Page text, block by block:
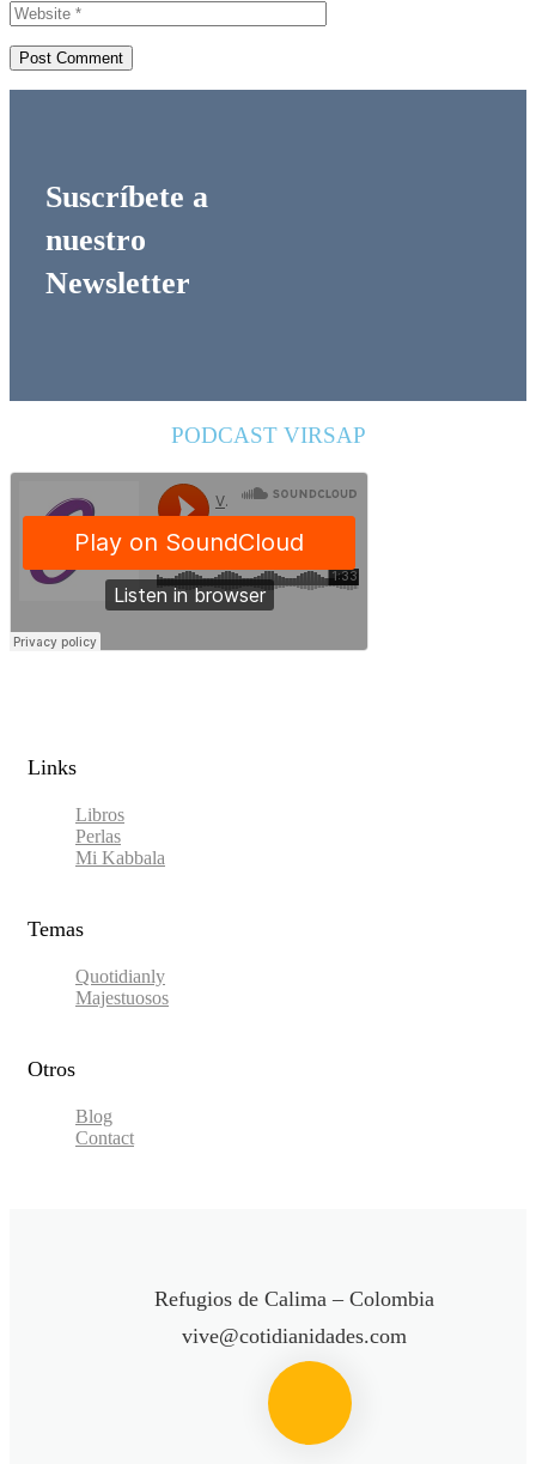
Suscríbete a
nuestro
Newsletter
PODCAST VIRSAP
Links​
Libros
Perlas
Mi Kabbala
Temas
Quotidianly
Majestuosos
Otros
Blog
Contact
Refugios de Calima – Colombia
vive@cotidianidades.com